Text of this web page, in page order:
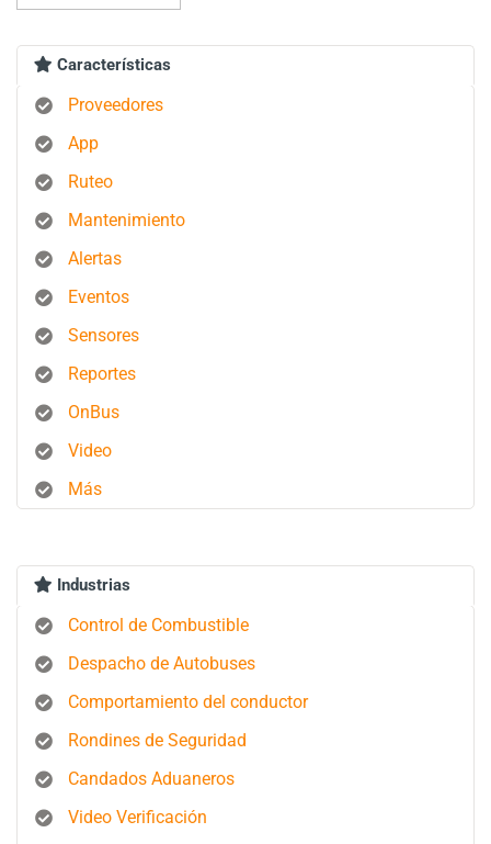
Características
Proveedores
App
Ruteo
Mantenimiento
Alertas
Eventos
Sensores
Reportes
OnBus
Video
Más
Industrias
Control de Combustible
Despacho de Autobuses
Comportamiento del conductor
Rondines de Seguridad
Candados Aduaneros
Video Verificación